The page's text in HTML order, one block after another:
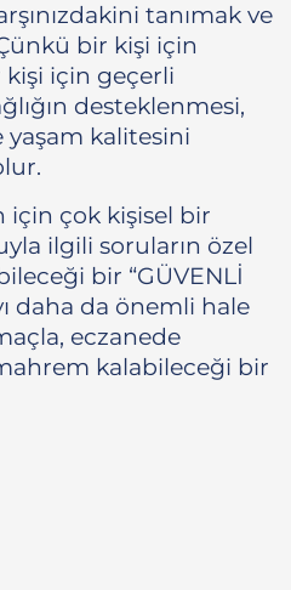
tanımak ve
bir kişi için
için geçerli
desteklenmesi,
yaşam kalitesini
için çok kişisel bir
ilgili soruların özel
bir “GÜVENLİ
daha da önemli hale
eczanede
kalabileceği bir